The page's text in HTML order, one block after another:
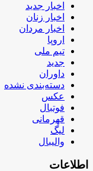
اخبار جدید
اخبار زنان
اخبار مردان
اروپا
تیم ملی
جدید
داوران
دسته‌بندی نشده
عکس
فوتبال
قهرمانی
لیگ
والیبال
اطلاعات